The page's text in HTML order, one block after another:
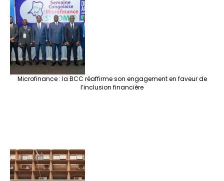
Microfinance : la BCC réaffirme son engagement en faveur de
l’inclusion financière